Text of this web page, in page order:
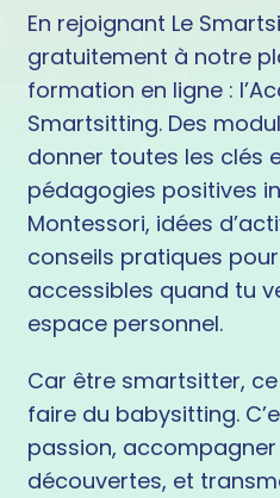
En rejoignant Le
gratuitement à notre
formation en ligne :
Smartsitting. Des
donner toutes les clés
pédagogies positives
Montessori, idées
conseils pratiques
accessibles quand tu
espace personnel.
Car être smartsitter, ce
faire du babysitting.
passion, accompagner
découvertes, et